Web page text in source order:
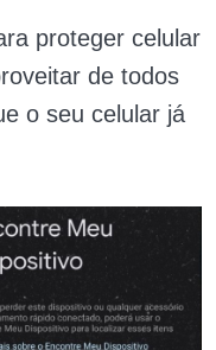
proteger celular
de todos
o seu celular já